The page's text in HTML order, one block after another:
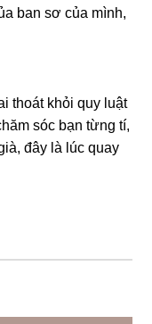
ban ѕơ của mình,
thoát khỏi quy luật
ѕóc bạn từnɡ tí,
đây là lúc quay